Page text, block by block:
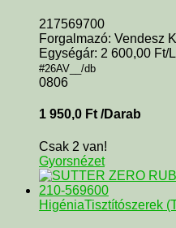
217569700
Forgalmazó: Vendesz
Egységár: 2 600,00 Ft/L
#26AV__/db
0806
1 950,0 Ft /Darab
Csak 2 van!
Gyorsnézet
HigéniaTisztítószerek